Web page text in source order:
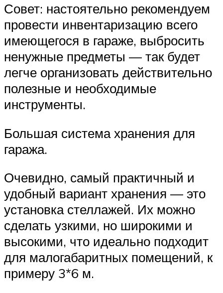
Совет: настоятельно рекомендуем
провести инвентаризацию всего
имеющегося в гараже, выбросить
ненужные предметы — так будет
легче организовать действительно
полезные и необходимые
инструменты.
Большая система хранения для
гаража.
Очевидно, самый практичный и
удобный вариант хранения — это
установка стеллажей. Их можно
сделать узкими, но широкими и
высокими, что идеально подходит
для малогабаритных помещений, к
примеру 3*6 м.